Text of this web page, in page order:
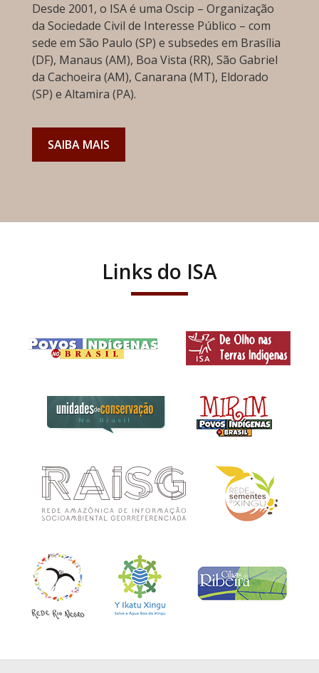
Desde 2001, o ISA é uma Oscip – Organização
da Sociedade Civil de Interesse Público – com
sede em São Paulo (SP) e subsedes em Brasília
(DF), Manaus (AM), Boa Vista (RR), São Gabriel
da Cachoeira (AM), Canarana (MT), Eldorado
(SP) e Altamira (PA).
SAIBA MAIS
Links do ISA